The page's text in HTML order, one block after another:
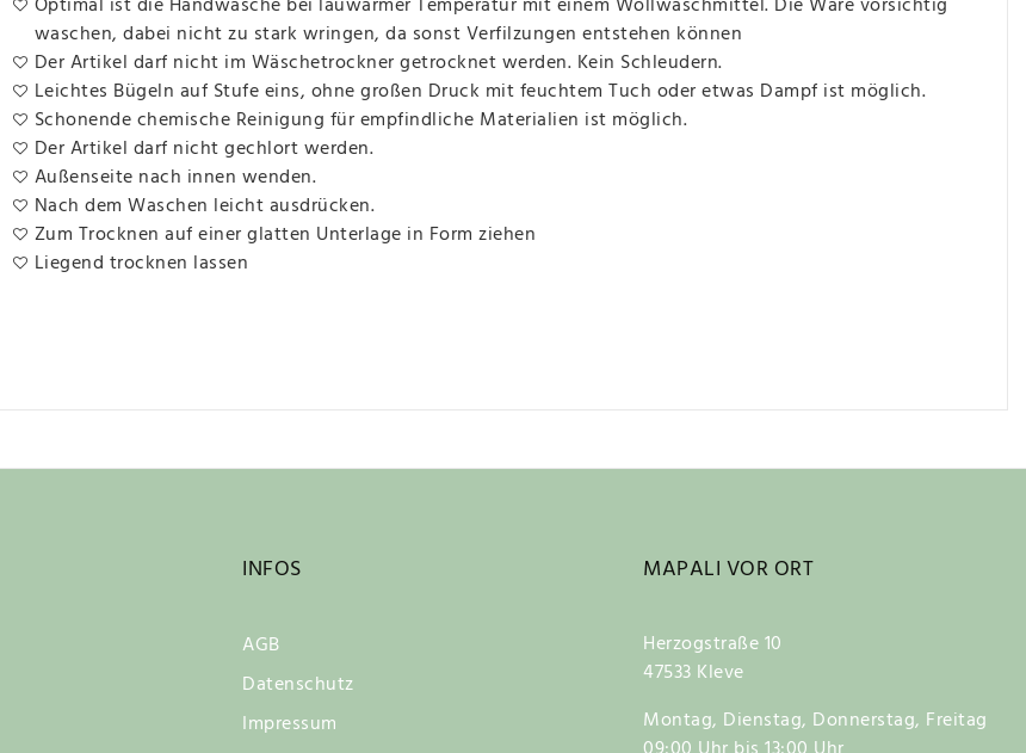
waschen, dabei nicht zu stark wringen, da sonst Verfilzungen entstehen können
Der Artikel darf nicht im Wäschetrockner getrocknet werden. Kein Schleudern.
Leichtes Bügeln auf Stufe eins, ohne großen Druck mit feuchtem Tuch oder etwas Dampf ist möglich.
Schonende chemische Reinigung für empfindliche Materialien ist möglich.
Der Artikel darf nicht gechlort werden.
Außenseite nach innen wenden.
Nach dem Waschen leicht ausdrücken.
Zum Trocknen auf einer glatten Unterlage in Form ziehen
Liegend trocknen lassen
INFOS
AGB
Datenschutz
Impressum
MAPALI VOR ORT
Herzogstraße 10
47533 Kleve
Montag, Dienstag, Donnerstag, Freitag